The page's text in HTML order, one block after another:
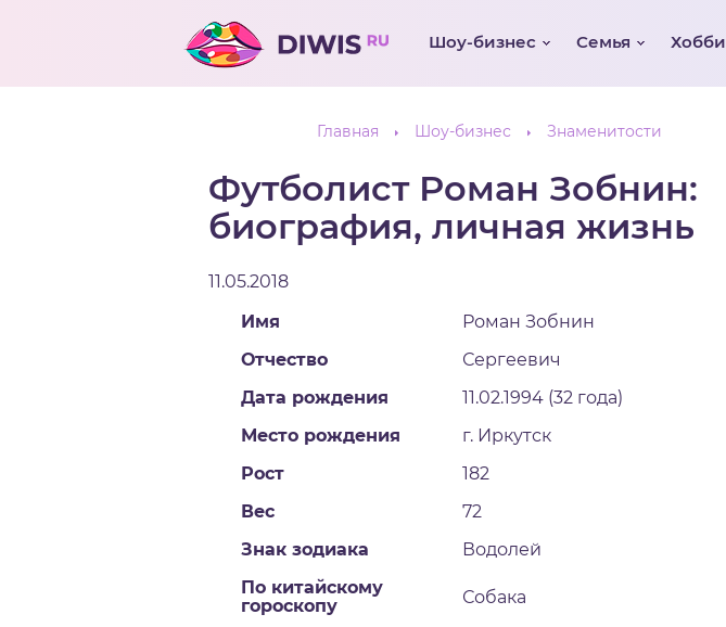
Шоу-бизнес Семья Хобби
Главная Шоу-бизнес Знаменитости
Футболист Роман Зобнин:
биография, личная жизнь
11.05.2018
Имя
Роман Зобнин
Отчество
Сергеевич
Дата рождения
11.02.1994 (32 года)
Место рождения
г. Иркутск
Рост
182
Вес
72
Знак зодиака
Водолей
По китайскому
гороскопу
Собака